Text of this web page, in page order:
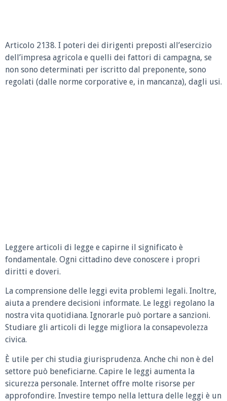
Articolo 2138. I poteri dei dirigenti preposti all’esercizio
dell’impresa agricola e quelli dei fattori di campagna, se
non sono determinati per iscritto dal preponente, sono
regolati (dalle norme corporative e, in mancanza), dagli usi.
Leggere articoli di legge e capirne il significato è
fondamentale. Ogni cittadino deve conoscere i propri
diritti e doveri.
La comprensione delle leggi evita problemi legali. Inoltre,
aiuta a prendere decisioni informate. Le leggi regolano la
nostra vita quotidiana. Ignorarle può portare a sanzioni.
Studiare gli articoli di legge migliora la consapevolezza
civica.
È utile per chi studia giurisprudenza. Anche chi non è del
settore può beneficiarne. Capire le leggi aumenta la
sicurezza personale. Internet offre molte risorse per
approfondire. Investire tempo nella lettura delle leggi è un